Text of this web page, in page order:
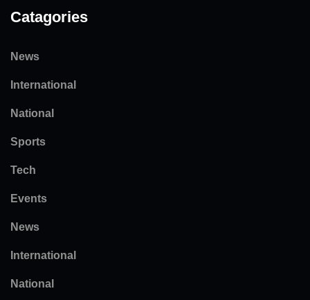
Catagories
News
International
National
Sports
Tech
Events
News
International
National